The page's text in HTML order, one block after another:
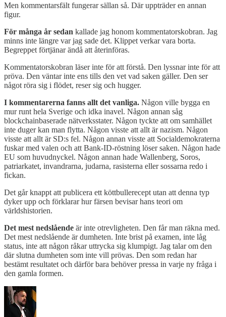
Men kommentarsfält fungerar sällan så. Där uppträder en annan
figur.
För många år sedan kallade jag honom kommentatorskobran. Jag
minns inte längre var jag sade det. Klippet verkar vara borta.
Begreppet förtjänar ändå att återinföras.
Kommentatorskobran läser inte för att förstå. Den lyssnar inte för att
pröva. Den väntar inte ens tills den vet vad saken gäller. Den ser
något röra sig i flödet, reser sig och hugger.
I kommentarerna fanns allt det vanliga. Någon ville bygga en
mur runt hela Sverige och idka inavel. Någon annan såg
blockchainbaserade nätverksstater. Någon tyckte att om samhället
inte duger kan man flytta. Någon visste att allt är nazism. Någon
visste att allt är SD:s fel. Någon annan visste att Socialdemokraterna
fuskar med valen och att Bank-ID-röstning löser saken. Någon hade
EU som huvudnyckel. Någon annan hade Wallenberg, Soros,
patriarkatet, invandrarna, judarna, rasisterna eller sossarna redo i
fickan.
Det går knappt att publicera ett köttbullerecept utan att denna typ
dyker upp och förklarar hur färsen bevisar hans teori om
världshistorien.
Det mest nedslående är inte otrevligheten. Den får man räkna med.
Det mest nedslående är dumheten. Inte brist på examen, inte låg
status, inte att någon råkar uttrycka sig klumpigt. Jag talar om den
där slutna dumheten som inte vill prövas. Den som redan har
bestämt resultatet och därför bara behöver pressa in varje ny fråga i
den gamla formen.